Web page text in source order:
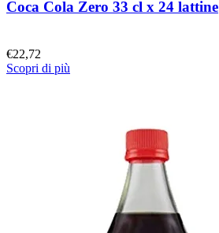
Coca Cola Zero 33 cl x 24 lattine
€22,72
Scopri di più